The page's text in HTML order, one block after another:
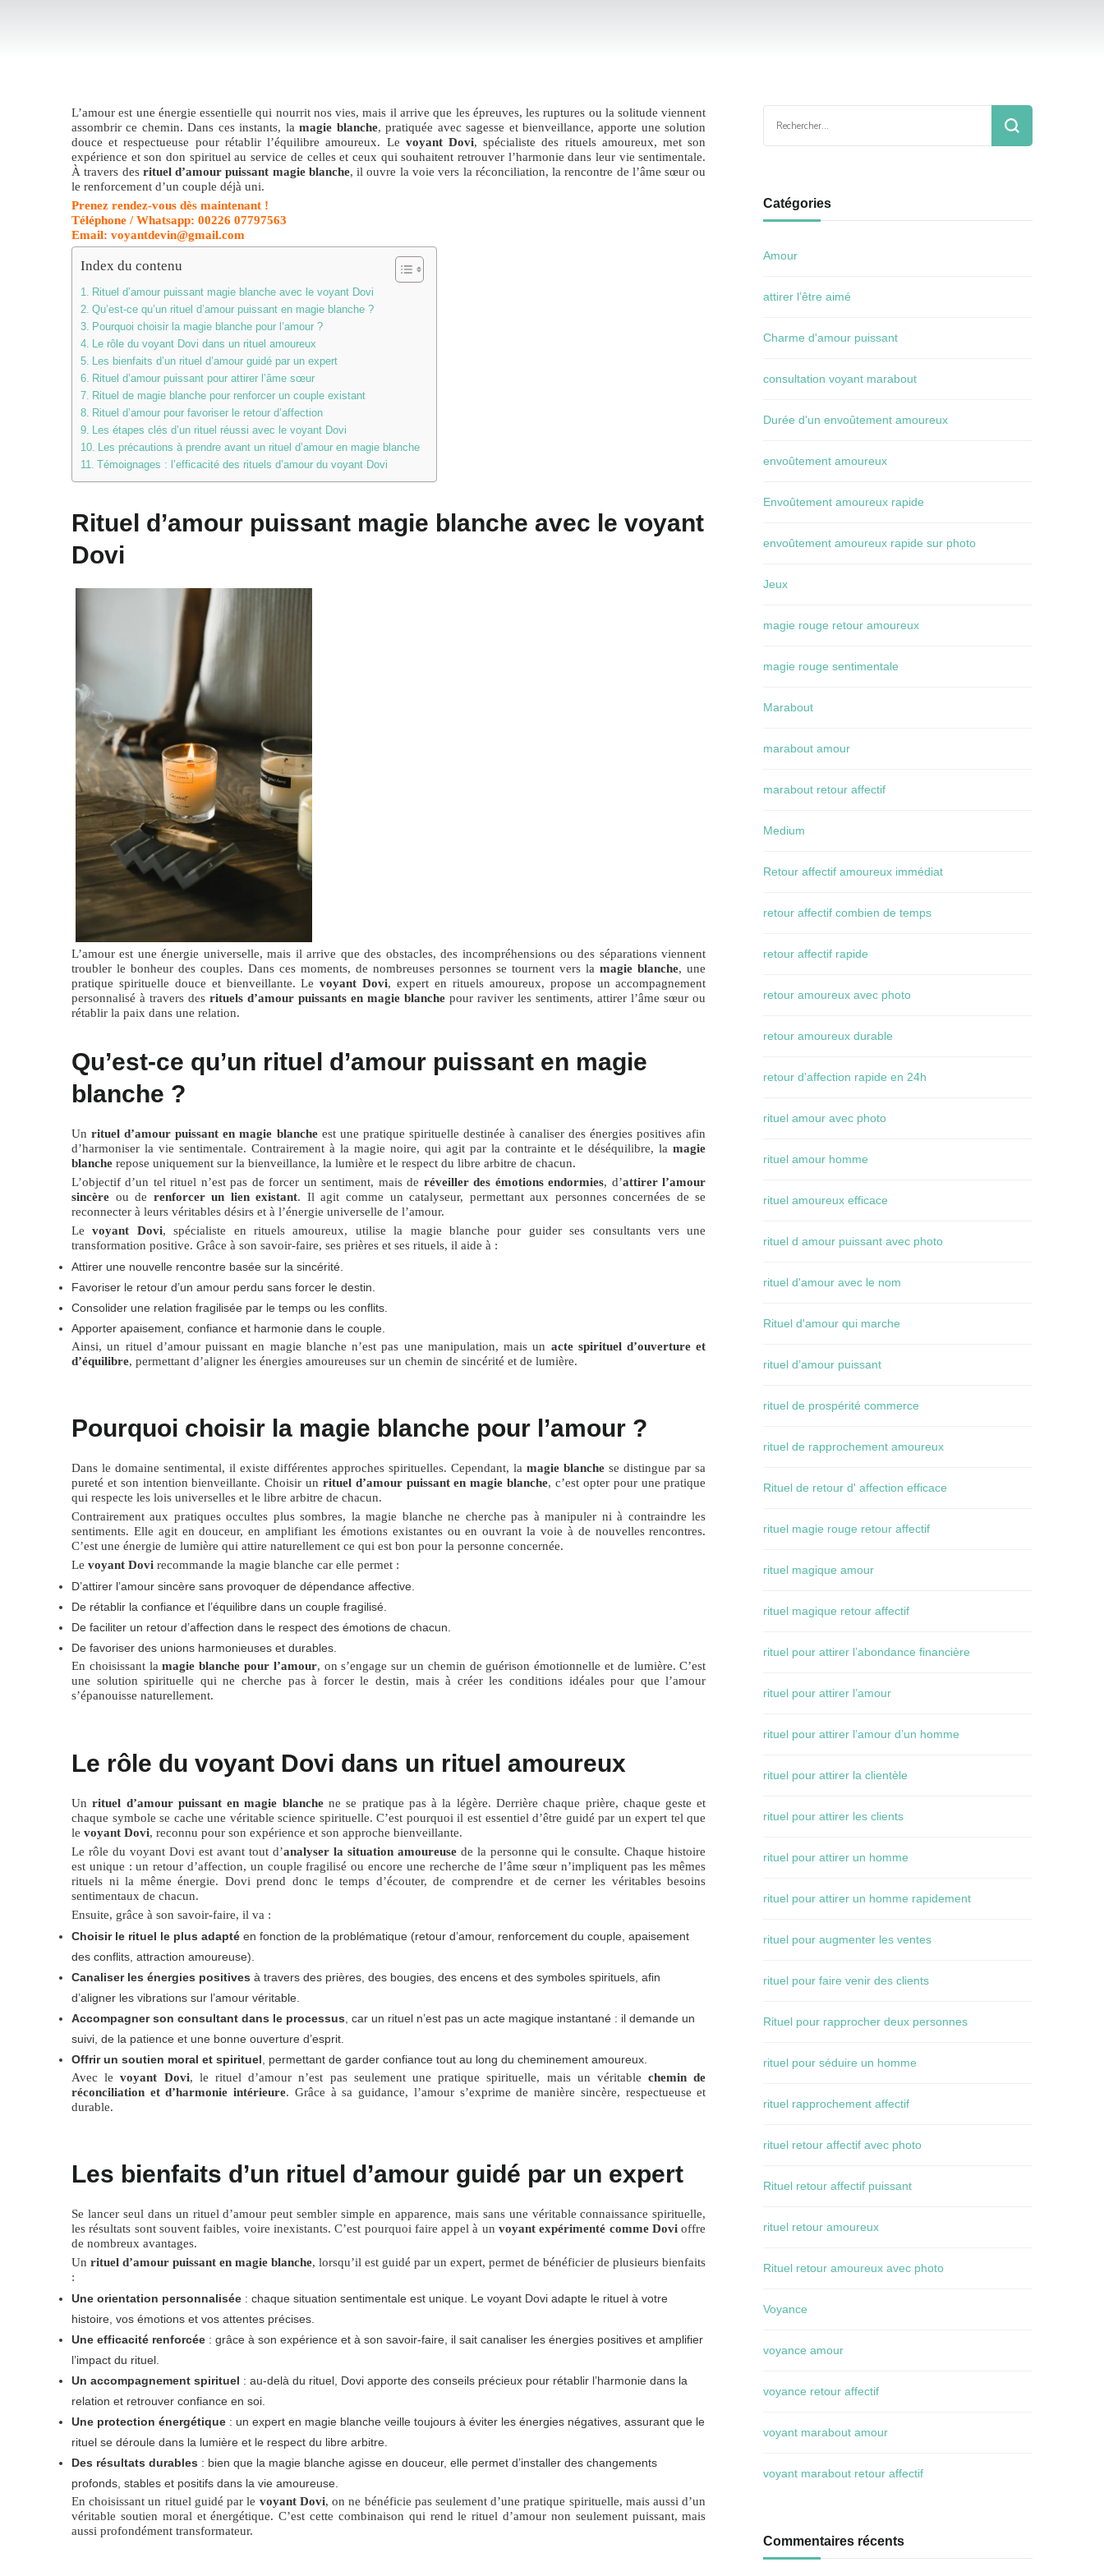
L’amour est une énergie essentielle qui nourrit nos vies, mais il arrive que les épreuves, les ruptures ou la solitude viennent
assombrir ce chemin. Dans ces instants, lamagie blanche, pratiquée avec sagesse et bienveillance, apporte une solution
douce et respectueuse pour rétablir l’équilibre amoureux. Le voyant Dovi, spécialiste des rituels amoureux, met son
expérience et son don spirituel au service de celles et ceux qui souhaitent retrouver l’harmonie dans leur vie sentimentale.
À travers des rituel d’amour puissant magie blanche, il ouvre la voie vers la réconciliation, la rencontre de l’âme sœur ou
le renforcement d’un couple déjà uni.
Prenez rendez-vous dès maintenant !
Téléphone / Whatsapp: 00226 07797563
Email: voyantdevin@gmail.com
Index du contenu
Rituel d’amour puissant magie blanche avec le voyant Dovi
Qu’est-ce qu’un rituel d’amour puissant en magie blanche ?
Pourquoi choisir la magie blanche pour l’amour ?
Le rôle du voyant Dovi dans un rituel amoureux
Les bienfaits d’un rituel d’amour guidé par un expert
Rituel d’amour puissant pour attirer l’âme sœur
Rituel de magie blanche pour renforcer un couple existant
Rituel d’amour pour favoriser le retour d’affection
Les étapes clés d’un rituel réussi avec le voyant Dovi
Les précautions à prendre avant un rituel d’amour en magie blanche
Témoignages : l’efficacité des rituels d’amour du voyant Dovi
Rituel d’amour puissant magie blanche avec le voyant
Dovi
L’amour est une énergie universelle, mais il arrive que des obstacles, des incompréhensions ou des séparations viennent
troubler le bonheur des couples. Dans ces moments, de nombreuses personnes se tournent vers lamagie blanche, une
pratique spirituelle douce et bienveillante. Levoyant Dovi, expert en rituels amoureux, propose un accompagnement
personnalisé à travers desrituels d’amour puissants en magie blanche pour raviver les sentiments, attirer l’âme sœur ou
rétablir la paix dans une relation.
Qu’est-ce qu’un rituel d’amour puissant en magie
blanche ?
Unrituel d’amour puissant en magie blancheest une pratique spirituelle destinée à canaliser des énergies positives afin
d’harmoniser la vie sentimentale. Contrairement à la magie noire, qui agit par la contrainte et le déséquilibre, lamagie
blanche repose uniquement sur la bienveillance, la lumière et le respect du libre arbitre de chacun.
L’objectif d’un tel rituel n’est pas de forcer un sentiment, mais de réveiller des émotions endormies, d’attirer l’amour
sincère ou de renforcer un lien existant. Il agit comme un catalyseur, permettant aux personnes concernées de se
reconnecter à leurs véritables désirs et à l’énergie universelle de l’amour.
Levoyant Dovi, spécialiste en rituels amoureux, utilise la magie blanche pour guider ses consultants vers une
transformation positive. Grâce à son savoir-faire, ses prières et ses rituels, il aide à :
Attirer une nouvelle rencontre basée sur la sincérité.
Favoriser le retour d’un amour perdu sans forcer le destin.
Consolider une relation fragilisée par le temps ou les conflits.
Apporter apaisement, confiance et harmonie dans le couple.
Ainsi, un rituel d’amour puissant en magie blanche n’est pas une manipulation, mais un acte spirituel d’ouverture et
d’équilibre, permettant d’aligner les énergies amoureuses sur un chemin de sincérité et de lumière.
Pourquoi choisir la magie blanche pour l’amour ?
Dans le domaine sentimental, il existe différentes approches spirituelles. Cependant, lamagie blanche se distingue par sa
pureté et son intention bienveillante. Choisir un rituel d’amour puissant en magie blanche, c’est opter pour une pratique
qui respecte les lois universelles et le libre arbitre de chacun.
Contrairement aux pratiques occultes plus sombres, la magie blanche ne cherche pas à manipuler ni à contraindre les
sentiments. Elle agit en douceur, en amplifiant les émotions existantes ou en ouvrant la voie à de nouvelles rencontres.
C’est une énergie de lumière qui attire naturellement ce qui est bon pour la personne concernée.
Le voyant Dovi recommande la magie blanche car elle permet :
D’attirer l’amour sincère sans provoquer de dépendance affective.
De rétablir la confiance et l’équilibre dans un couple fragilisé.
De faciliter un retour d’affection dans le respect des émotions de chacun.
De favoriser des unions harmonieuses et durables.
En choisissant lamagie blanche pour l’amour, on s’engage sur un chemin de guérison émotionnelle et de lumière. C’est
une solution spirituelle qui ne cherche pas à forcer le destin, mais à créer les conditions idéales pour que l’amour
s’épanouisse naturellement.
Le rôle du voyant Dovi dans un rituel amoureux
Unrituel d’amour puissant en magie blanchene se pratique pas à la légère. Derrière chaque prière, chaque geste et
chaque symbole se cache une véritable science spirituelle. C’est pourquoi il est essentiel d’être guidé par un expert tel que
le voyant Dovi, reconnu pour son expérience et son approche bienveillante.
Le rôle du voyant Dovi est avant tout d’analyser la situation amoureusede la personne qui le consulte. Chaque histoire
est unique : un retour d’affection, un couple fragilisé ou encore une recherche de l’âme sœur n’impliquent pas les mêmes
rituels ni la même énergie. Dovi prend donc le temps d’écouter, de comprendre et de cerner les véritables besoins
sentimentaux de chacun.
Ensuite, grâce à son savoir-faire, il va :
Choisir le rituel le plus adapté en fonction de la problématique (retour d’amour, renforcement du couple, apaisement
des conflits, attraction amoureuse).
Canaliser les énergies positives à travers des prières, des bougies, des encens et des symboles spirituels, afin
d’aligner les vibrations sur l’amour véritable.
Accompagner son consultant dans le processus , car un rituel n’est pas un acte magique instantané : il demande un
suivi, de la patience et une bonne ouverture d’esprit.
Offrir un soutien moral et spirituel , permettant de garder confiance tout au long du cheminement amoureux.
Avec levoyant Dovi, le rituel d’amour n’est pas seulement une pratique spirituelle, mais un véritablechemin de
réconciliation et d’harmonie intérieure. Grâce à sa guidance, l’amour s’exprime de manière sincère, respectueuse et
durable.
Les bienfaits d’un rituel d’amour guidé par un expert
Se lancer seul dans un rituel d’amour peut sembler simple en apparence, mais sans une véritable connaissance spirituelle,
les résultats sont souvent faibles, voire inexistants. C’est pourquoi faire appel à unvoyant expérimenté comme Dovi offre
de nombreux avantages.
Unrituel d’amour puissant en magie blanche, lorsqu’il est guidé par un expert, permet de bénéficier de plusieurs bienfaits
:
Une orientation personnalisée : chaque situation sentimentale est unique. Le voyant Dovi adapte le rituel à votre
histoire, vos émotions et vos attentes précises.
Une efficacité renforcée : grâce à son expérience et à son savoir-faire, il sait canaliser les énergies positives et amplifier
l’impact du rituel.
Un accompagnement spirituel : au-delà du rituel, Dovi apporte des conseils précieux pour rétablir l’harmonie dans la
relation et retrouver confiance en soi.
Une protection énergétique : un expert en magie blanche veille toujours à éviter les énergies négatives, assurant que le
rituel se déroule dans la lumière et le respect du libre arbitre.
Des résultats durables : bien que la magie blanche agisse en douceur, elle permet d’installer des changements
profonds, stables et positifs dans la vie amoureuse.
En choisissant un rituel guidé par le voyant Dovi, on ne bénéficie pas seulement d’une pratique spirituelle, mais aussi d’un
véritable soutien moral et énergétique. C’est cette combinaison qui rend le rituel d’amour non seulement puissant, mais
aussi profondément transformateur.
Catégories
Amour
attirer l’être aimé
Charme d'amour puissant
consultation voyant marabout
Durée d'un envoûtement amoureux
envoûtement amoureux
Envoûtement amoureux rapide
envoûtement amoureux rapide sur photo
Jeux
magie rouge retour amoureux
magie rouge sentimentale
Marabout
marabout amour
marabout retour affectif
Medium
Retour affectif amoureux immédiat
retour affectif combien de temps
retour affectif rapide
retour amoureux avec photo
retour amoureux durable
retour d'affection rapide en 24h
rituel amour avec photo
rituel amour homme
rituel amoureux efficace
rituel d amour puissant avec photo
rituel d'amour avec le nom
Rituel d'amour qui marche
rituel d’amour puissant
rituel de prospérité commerce
rituel de rapprochement amoureux
Rituel de retour d' affection efficace
rituel magie rouge retour affectif
rituel magique amour
rituel magique retour affectif
rituel pour attirer l’abondance financière
rituel pour attirer l’amour
rituel pour attirer l’amour d’un homme
rituel pour attirer la clientèle
rituel pour attirer les clients
rituel pour attirer un homme
rituel pour attirer un homme rapidement
rituel pour augmenter les ventes
rituel pour faire venir des clients
Rituel pour rapprocher deux personnes
rituel pour séduire un homme
rituel rapprochement affectif
rituel retour affectif avec photo
Rituel retour affectif puissant
rituel retour amoureux
Rituel retour amoureux avec photo
Voyance
voyance amour
voyance retour affectif
voyant marabout amour
voyant marabout retour affectif
Commentaires récents